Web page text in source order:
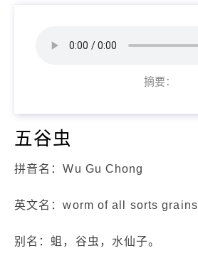
摘要：
五谷虫
拼音名：Wu Gu Chong
英文名：worm of all sorts grains
别名：蛆，谷虫，水仙子。